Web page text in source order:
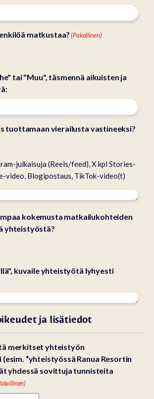
matkustaa? (Pakollinen)
tai "Muu", täsmennä aikuisten ja
tuottamaan vierailusta vastineeksi?
julkaisuja (Reels/feed), X kpl Stories-
video, Blogipostaus, TikTok-video(t)
kokemusta matkailukohteiden
yhteistyöstä?
kuvaile yhteistyötä lyhyesti
ja lisätiedot
merkitset yhteistyön
“yhteistyössä Ranua Resortin
yhdessä sovittuja tunnisteita